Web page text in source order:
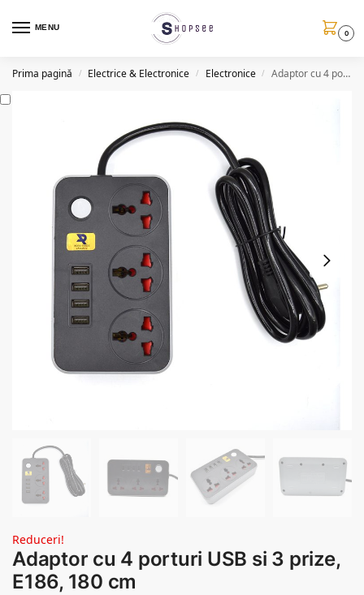
MENU
0
Prima pagină / Electrice & Electronice / Electronice / Adaptor cu 4 porturi USB si 3 prize, E186, 180 cm
Reduceri!
Adaptor cu 4 porturi USB si 3 prize,
E186, 180 cm